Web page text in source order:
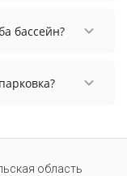
бассейн?
область